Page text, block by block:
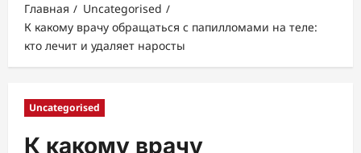
Главная
Uncategorised
К какому врачу обращаться с папилломами на теле:
кто лечит и удаляет наросты
Uncategorised
К какому врачу